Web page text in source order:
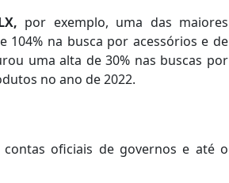
por exemplo, uma das maiores
na busca por acessórios e de
uma alta de 30% nas buscas por
no ano de 2022.
oficiais de governos e até o